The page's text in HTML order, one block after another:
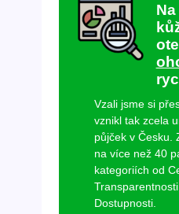
Vzali jsme si
vznikl tak zcela
půjček v Česku.
na více než 40
kategoriích od
Dostupnosti.